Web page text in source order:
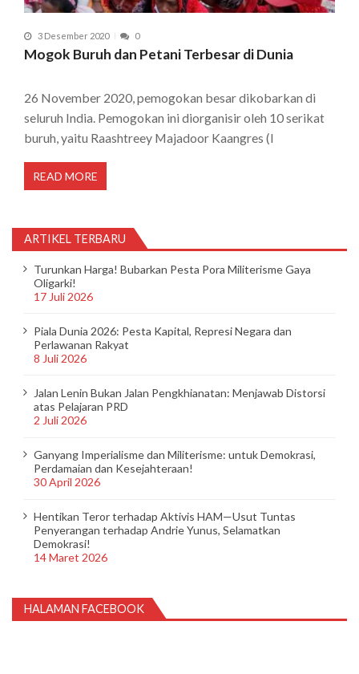
3 Desember 2020 0
Mogok Buruh dan Petani Terbesar di Dunia
26 November 2020, pemogokan besar dikobarkan di
seluruh India. Pemogokan ini diorganisir oleh 10 serikat
buruh, yaitu Raashtreey Majadoor Kaangres (I
READ MORE
ARTIKEL TERBARU
Turunkan Harga! Bubarkan Pesta Pora Militerisme Gaya
Oligarki!
17 Juli 2026
Piala Dunia 2026: Pesta Kapital, Represi Negara dan
Perlawanan Rakyat
8 Juli 2026
Jalan Lenin Bukan Jalan Pengkhianatan: Menjawab Distorsi
atas Pelajaran PRD
2 Juli 2026
Ganyang Imperialisme dan Militerisme: untuk Demokrasi,
Perdamaian dan Kesejahteraan!
30 April 2026
Hentikan Teror terhadap Aktivis HAM—Usut Tuntas
Penyerangan terhadap Andrie Yunus, Selamatkan
Demokrasi!
14 Maret 2026
HALAMAN FACEBOOK